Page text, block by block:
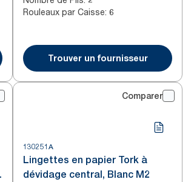
Rouleaux par Caisse: 6
Trouver un fournisseur
Comparer
130251A
Lingettes en papier Tork à
dévidage central, Blanc M2